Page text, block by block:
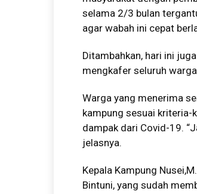
selama 2/3 bulan
agar wabah ini cepat
Ditambahkan, hari ini
mengkafer seluruh
Warga yang menerima
kampung sesuai kriteria-
dampak dari Covid-19.
jelasnya.
Kepala Kampung
Bintuni, yang sudah